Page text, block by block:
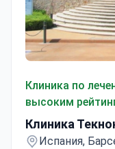
Клиника по
высоким
Клиника
Испания,